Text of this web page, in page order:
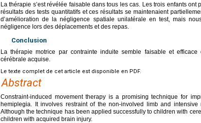
La thérapie s’est révélée faisable dans tous les cas. Les trois enfants
résultats des tests quantitatifs et ces résultats se maintenaient
d’amélioration de la négligence spatiale unilatérale en test, mais
négligence lors des déplacements et des repas.
Conclusion
La thérapie motrice par contrainte induite semble faisable et efficace
cérébrale acquise.
Le texte complet de cet article est disponible en PDF.
Abstract
Constraint-induced movement therapy is a promising technique for
hemiplegia. It involves restraint of the non-involved limb and intensive
Although the technique has been applied successfully to children with
children with acquired brain injury.